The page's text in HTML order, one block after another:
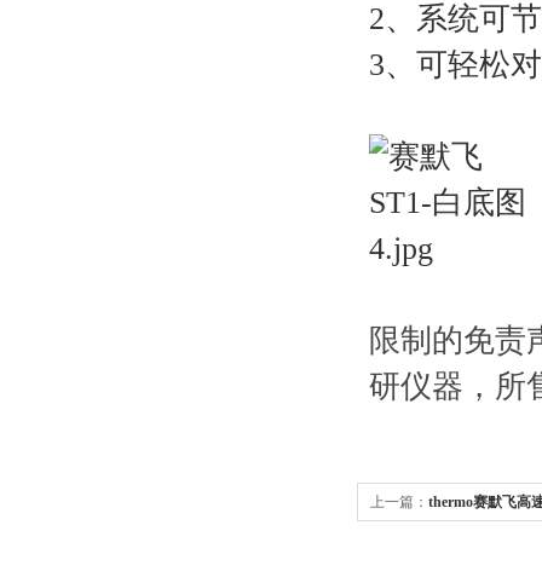
2、系统可
3、可轻松
限制的免责
研仪器，所
上一篇： thermo赛默飞高